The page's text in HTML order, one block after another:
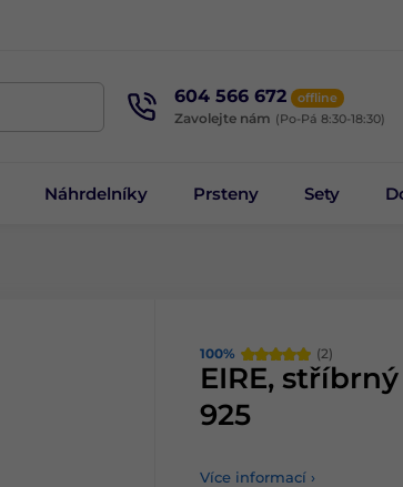
604 566 672 offline
Zavolejte nám (Po-Pá 8:30-18:30)
Náhrdelníky Prsteny Sety
100% (2)
EIRE,
925
Více informací ›